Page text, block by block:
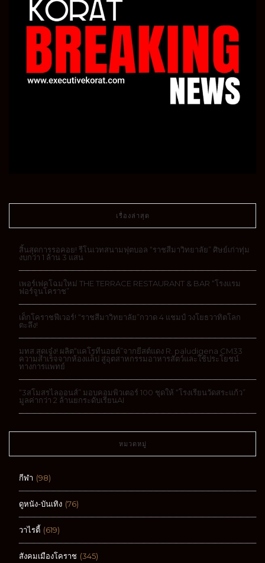
เรื่องล่าสุด
สิ้นสุดการรอคอย! รีโนเวทสนามฟุตบอล “ราชสีมาวิทยาลัย” ศิษย์เก่าทุ่ม
งบกว่า 1 ล้าน 3 แสน
เพอร์เฟคโฉมใหม่ THE TERRACE RESTAURANT & BAR “โรงแรม
ฟอร์จูนโคราช”
เด็กโคราชฟีเวอร์! “ราชสีมาวิทยาลัย”กวาด 4 แชมป์ วงโยธวาทิตโลก
ตะลึง!
มทส.สุดเจ๋ง! ผลิต“แคโรทีนอยด์”จากยีสต์แดง R. paludigena CM33
ความสำเร็จจากห้องแล็ป สู่อุตสาหกรรมอาหารสัตว์และใช้ประโยชน์
ทางการแพทย์
“3สโมสรไลออนส์” มอบคอมพิวเตอร์ 100 ชุดให้ “โรงเรียนวัดสระแก้ว”
มูลค่ากว่า 2 ล้านยกระดับเรียนAI
หมวดหมู่
กีฬา (98)
ดูหนัง-บันเทิง (76)
วาไรตี้ (619)
สังคมเมืองโคราช (345)